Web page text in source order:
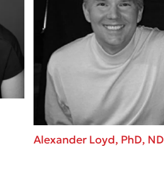
Alexander Loyd, PhD, ND